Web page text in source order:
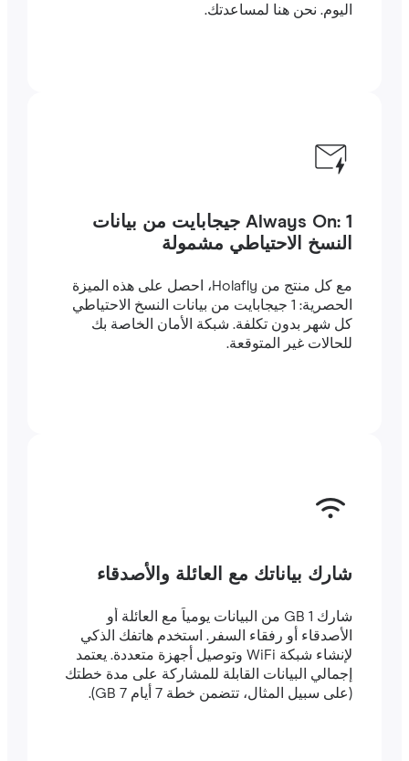
اليوم. نحن هنا لمساعدتك.
Always On: 1 جيجابايت من بيانات
النسخ الاحتياطي مشمولة
مع كل منتج من Holafly، احصل على هذه الميزة
الحصرية: 1 جيجابايت من بيانات النسخ الاحتياطي
كل شهر بدون تكلفة. شبكة الأمان الخاصة بك
للحالات غير المتوقعة.
شارك بياناتك مع العائلة والأصدقاء
شارك 1 GB من البيانات يومياً مع العائلة أو
الأصدقاء أو رفقاء السفر. استخدم هاتفك الذكي
لإنشاء شبكة WiFi وتوصيل أجهزة متعددة. يعتمد
إجمالي البيانات القابلة للمشاركة على مدة خطتك
(على سبيل المثال، تتضمن خطة 7 أيام 7 GB).